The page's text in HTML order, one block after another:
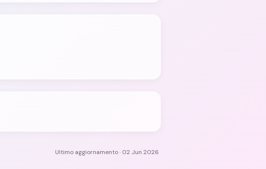
Ultimo aggiornamento · 02 Jun 2026